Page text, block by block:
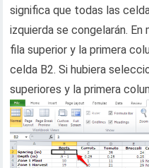
significa que todas las
izquierda se congelarán.
fila superior y la primera
celda B2. Si hubiera
superiores y la primera